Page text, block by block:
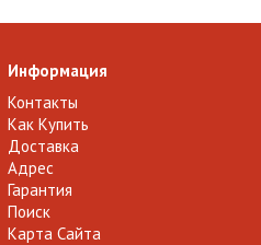
Информация
Контакты
Как Купить
Доставка
Адрес
Гарантия
Поиск
Карта Сайта